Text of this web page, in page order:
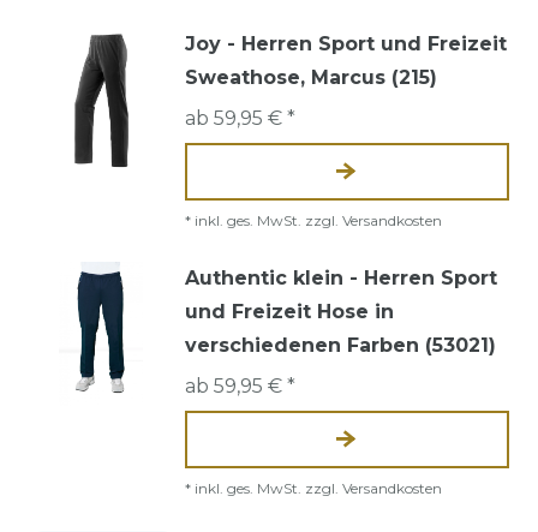
Joy - Herren Sport und Freizeit
Sweathose, Marcus (215)
ab 59,95 € *
* inkl. ges. MwSt. zzgl. Versandkosten
Authentic klein - Herren Sport
und Freizeit Hose in
verschiedenen Farben (53021)
ab 59,95 € *
* inkl. ges. MwSt. zzgl. Versandkosten